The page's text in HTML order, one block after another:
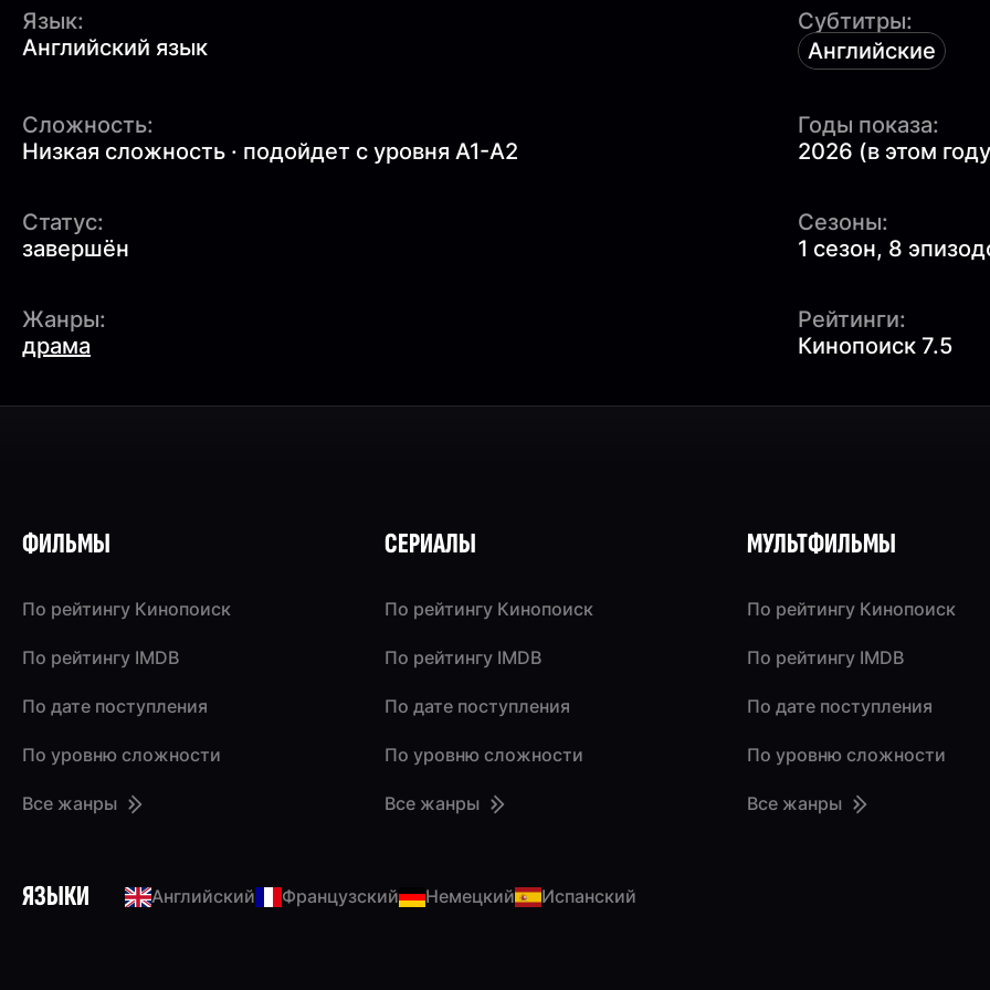
Язык:
Английский язык
Субтитры:
Английские
Сложность:
Низкая сложность · подойдет с уровня A1-A2
Годы показа:
2026 (в этом
Статус:
завершён
Сезоны:
1 сезон, 8
Жанры:
драма
Рейтинги:
Кинопоиск 7.5
ЯЗЫКИ Английский Французский Немецкий Испанский
ФИЛЬМЫ
По рейтингу Кинопоиск
По рейтингу IMDB
По дате поступления
По уровню сложности
Все жанры
СЕРИАЛЫ
По рейтингу Кинопоиск
По рейтингу IMDB
По дате поступления
По уровню сложности
Все жанры
МУЛЬТФИЛЬМЫ
По рейтингу Кинопоиск
По рейтингу IMDB
По дате поступления
По уровню сложности
Все жанры